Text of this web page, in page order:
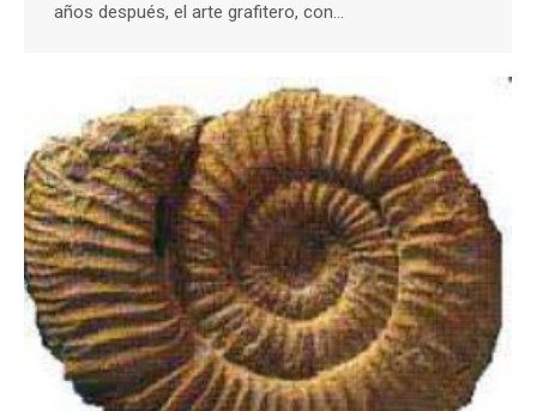
años después, el arte grafitero, con…